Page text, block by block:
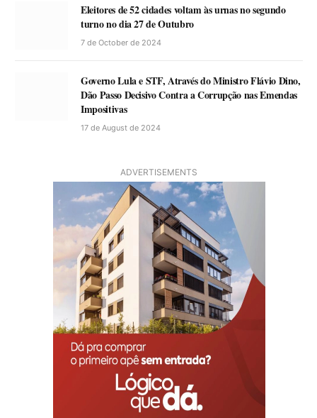
Eleitores de 52 cidades voltam às urnas no segundo
turno no dia 27 de Outubro
7 de October de 2024
Governo Lula e STF, Através do Ministro Flávio Dino,
Dão Passo Decisivo Contra a Corrupção nas Emendas
Impositivas
17 de August de 2024
ADVERTISEMENTS